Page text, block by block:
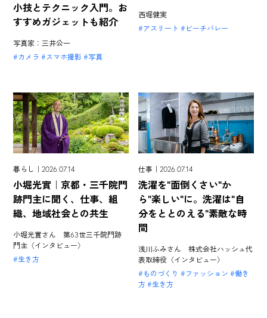
小技とテクニック入門。お
すすめガジェットも紹介
写真家：三井公一
カメラ
スマホ撮影 写真
西堀健実
アスリート
ビーチバレー
暮らし｜2026.07.14
小堀光實｜京都・三千院門
跡門主に聞く、仕事、組
織、地域社会との共生
小堀光實さん 第63世三千院門跡
門主〈インタビュー〉
生き方
仕事｜2026.07.14
洗濯を"面倒くさい"か
ら"楽しい"に。洗濯は"自
分をととのえる"素敵な時
間
浅川ふみさん 株式会社ハッシュ代
表取締役〈インタビュー〉
ものづくり
ファッション
働き
方
生き方